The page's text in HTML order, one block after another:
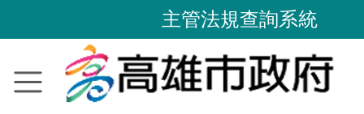
內
容
主管法規查詢系統